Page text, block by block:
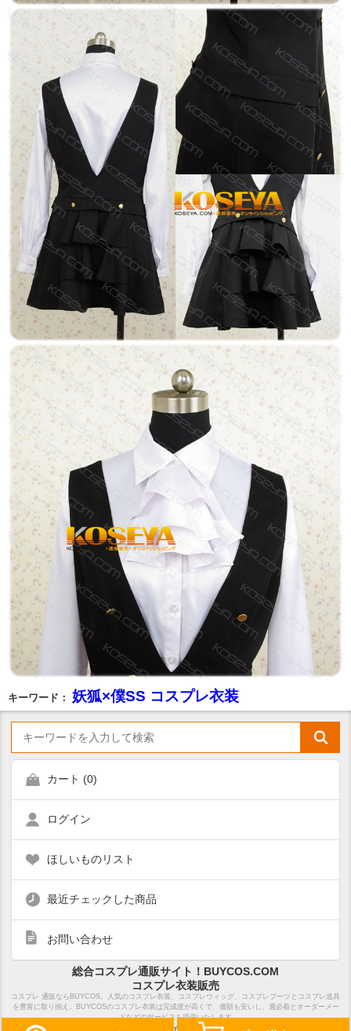
キーワード： 妖狐×僕SS コスプレ衣装
カート (0)
ログイン
ほしいものリスト
最近チェックした商品
お問い合わせ
総合コスプレ通販サイト！BUYCOS.COM
コスプレ衣装販売
コスプレ 通販ならBUYCOS。人気のコスプレ衣装、コスプレウィッグ、コスプレブーツとコスプレ道具
を豊富に取り揃え。BUYCOSのコスプレ衣装は完成度が高くで、価額も安いし、週必着とオーダーメー
ドなどのサービスも提供いたします